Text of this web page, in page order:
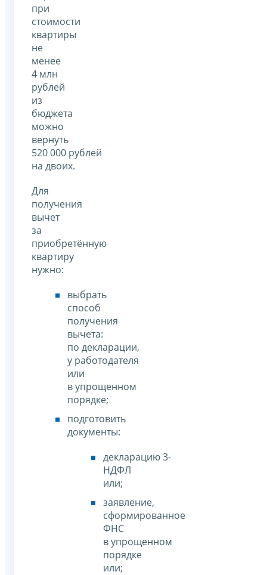
при
стоимости
квартиры
не
менее
4 млн
рублей
из
бюджета
можно
вернуть
520 000 рублей
на двоих.
Для
получения
вычет
за
приобретённую
квартиру
нужно:
выбрать
способ
получения
вычета:
по декларации,
у работодателя
или
в упрощенном
порядке;
подготовить
документы:
декларацию 3-
НДФЛ
или;
заявление,
сформированное
ФНС
в упрощенном
порядке
или;